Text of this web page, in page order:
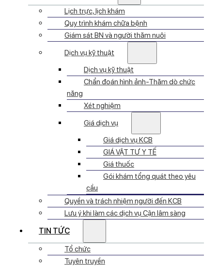
Lịch trực, lịch khám
Quy trình khám chữa bệnh
Giám sát BN và người thăm nuôi
Dịch vụ kỹ thuật
Dịch vụ kỹ thuật
Chẩn đoán hình ảnh-Thăm dò chức
năng
Xét nghiệm
Giá dịch vụ
Giá dịch vụ KCB
GIÁ VẬT TƯ Y TẾ
Giá thuốc
Gói khám tổng quát theo yêu
cầu
Quyền và trách nhiệm người đến KCB
Lưu ý khi làm các dịch vụ Cận lâm sàng
TIN TỨC
Tổ chức
Tuyên truyền